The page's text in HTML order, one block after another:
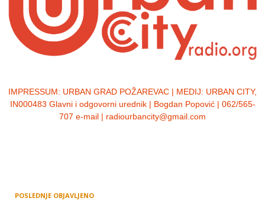
IMPRESSUM: URBAN GRAD POŽAREVAC | MEDIJ: URBAN CITY,
IN000483 Glavni i odgovorni urednik | Bogdan Popović | 062/565-
707 e-mail | radiourbancity@gmail.com
POSLEDNJE OBJAVLJENO